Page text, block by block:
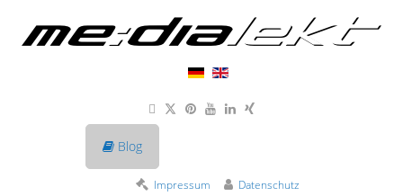
Blog
Impressum Datenschutz